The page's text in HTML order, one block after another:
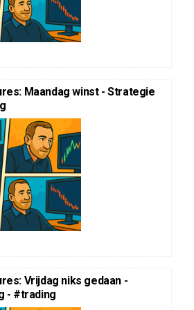
Maandag winst - Strategie
Vrijdag niks gedaan -
- #trading